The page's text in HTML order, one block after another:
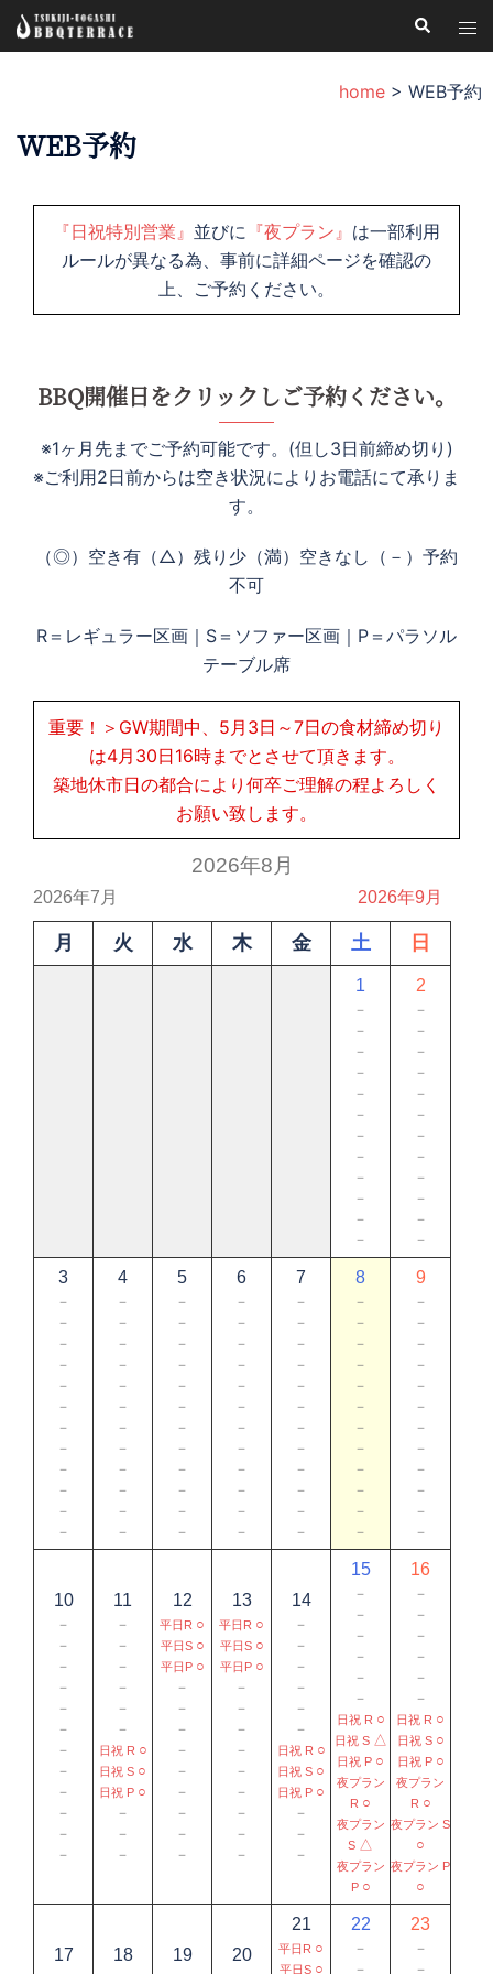
検
索
ト
グ
ル
home > WEB予約
WEB予約
『日祝特別営業』 並びに 『夜プラン』 は一部利用
ルールが異なる為、事前に詳細ページを確認の
上、ご予約ください。
BBQ開催日をクリックしご予約ください。
※1ヶ月先までご予約可能です。(但し3日前締め切り)
※ご利用2日前からは空き状況によりお電話にて承りま
す。
（◎）空き有（△）残り少（満）空きなし（－）予約
不可
R＝レギュラー区画｜S＝ソファー区画｜P＝パラソル
テーブル席
重要！＞GW期間中、5月3日～7日の食材締め切り
は4月30日16時までとさせて頂きます。
築地休市日の都合により何卒ご理解の程よろしく
お願い致します。
2026年8月
2026年7月 2026年9月
月 火 水 木 金 土 日
1
－
－
－
－
－
－
－
－
－
－
－
－
2
－
－
－
－
－
－
－
－
－
－
－
－
3
－
－
－
－
－
－
－
－
－
－
－
－
4
－
－
－
－
－
－
－
－
－
－
－
－
5
－
－
－
－
－
－
－
－
－
－
－
－
6
－
－
－
－
－
－
－
－
－
－
－
－
7
－
－
－
－
－
－
－
－
－
－
－
－
8
－
－
－
－
－
－
－
－
－
－
－
－
9
－
－
－
－
－
－
－
－
－
－
－
－
10
－
－
－
－
－
－
－
－
－
－
－
－
11
－
－
－
－
－
－
日祝 R ○
日祝 S ○
日祝 P ○
－
－
－
12
平日R ○
平日S ○
平日P ○
－
－
－
－
－
－
－
－
－
13
平日R ○
平日S ○
平日P ○
－
－
－
－
－
－
－
－
－
14
－
－
－
－
－
－
日祝 R ○
日祝 S ○
日祝 P ○
－
－
－
15
－
－
－
－
－
－
日祝 R ○
日祝 S △
日祝 P ○
夜プラン
R ○
夜プラン
S △
夜プラン
P ○
16
－
－
－
－
－
－
日祝 R ○
日祝 S ○
日祝 P ○
夜プラン
R ○
夜プラン S
○
夜プラン P
○
17 18 19 20
21
平日R ○
平日S ○
22
－
－
23
－
－